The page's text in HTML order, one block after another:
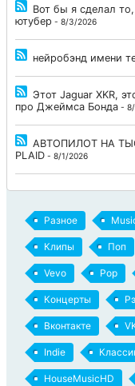
Вот бы я сделал
ютубер - 8/3/2026
нейробэнд имени
Этот Jaguar XKR,
про Джеймса Бонда -
АВТОПИЛОТ НА
PLAID - 8/1/2026
Разное
Клипы Поп
Vevo Pop
Концерты
Вконтакте
Indie
HouseMusicHD